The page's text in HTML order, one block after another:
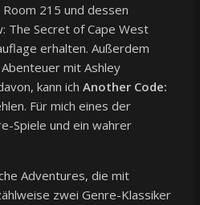
215 und dessen
The Secret of Cape West
erhalten. Außerdem
mit Ashley
kann ich Another Code:
Für mich eines der
Spiele und ein wahrer
Adventures, die mit
zwei Genre-Klassiker